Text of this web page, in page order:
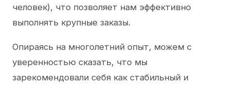
человек), что позволяет нам эффективно
выполнять крупные заказы.
Опираясь на многолетний опыт, можем с
уверенностью сказать, что мы
зарекомендовали себя как стабильный и